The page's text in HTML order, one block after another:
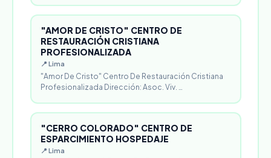
"AMOR DE CRISTO" CENTRO DE
RESTAURACIÓN CRISTIANA
PROFESIONALIZADA
📍 Lima
"Amor De Cristo" Centro De Restauración Cristiana
Profesionalizada Dirección: Asoc. Viv. …
"CERRO COLORADO" CENTRO DE
ESPARCIMIENTO HOSPEDAJE
📍 Lima